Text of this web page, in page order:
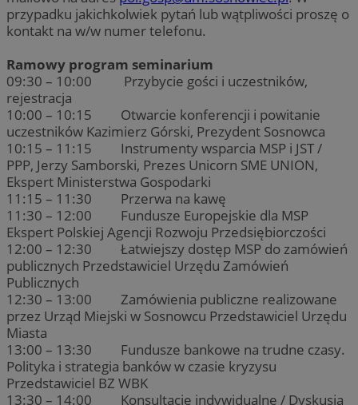
przypadku jakichkolwiek pytań lub wątpliwości proszę o
kontakt na w/w numer telefonu.
Ramowy program seminarium
09:30 – 10:00 Przybycie gości i uczestników,
rejestracja
10:00 – 10:15 Otwarcie konferencji i powitanie
uczestników Kazimierz Górski, Prezydent Sosnowca
10:15 – 11:15 Instrumenty wsparcia MSP i JST /
PPP, Jerzy Samborski, Prezes Unicorn SME UNION,
Ekspert Ministerstwa Gospodarki
11:15 – 11:30 Przerwa na kawę
11:30 – 12:00 Fundusze Europejskie dla MSP
Ekspert Polskiej Agencji Rozwoju Przedsiębiorczości
12:00 – 12:30 Łatwiejszy dostęp MSP do zamówień
publicznych Przedstawiciel Urzędu Zamówień
Publicznych
12:30 – 13:00 Zamówienia publiczne realizowane
przez Urząd Miejski w Sosnowcu Przedstawiciel Urzędu
Miasta
13:00 – 13:30 Fundusze bankowe na trudne czasy.
Polityka i strategia banków w czasie kryzysu
Przedstawiciel BZ WBK
13:30 – 14:00 Konsultacje indywidualne / Dyskusja